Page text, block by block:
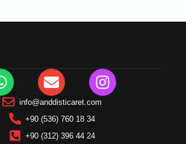
info@anddisticaret.com
+90 (536) 760 18 34
+90 (312) 396 44 24